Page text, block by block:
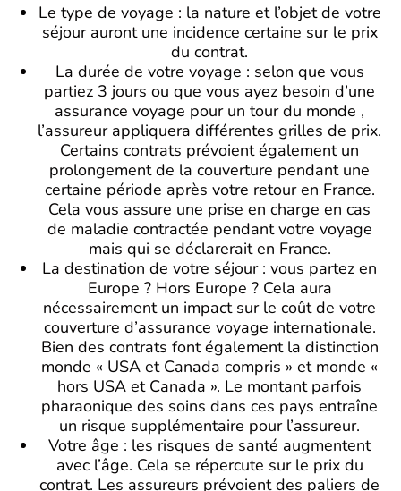
Le type de voyage : la nature et l’objet de votre
séjour auront une incidence certaine sur le prix
du contrat.
La durée de votre voyage : selon que vous
partiez 3 jours ou que vous ayez besoin d’une
assurance voyage pour un tour du monde ,
l’assureur appliquera différentes grilles de prix.
Certains contrats prévoient également un
prolongement de la couverture pendant une
certaine période après votre retour en France.
Cela vous assure une prise en charge en cas
de maladie contractée pendant votre voyage
mais qui se déclarerait en France.
La destination de votre séjour : vous partez en
Europe ? Hors Europe ? Cela aura
nécessairement un impact sur le coût de votre
couverture d’assurance voyage internationale.
Bien des contrats font également la distinction
monde « USA et Canada compris » et monde «
hors USA et Canada ». Le montant parfois
pharaonique des soins dans ces pays entraîne
un risque supplémentaire pour l’assureur.
Votre âge : les risques de santé augmentent
avec l’âge. Cela se répercute sur le prix du
contrat. Les assureurs prévoient des paliers de